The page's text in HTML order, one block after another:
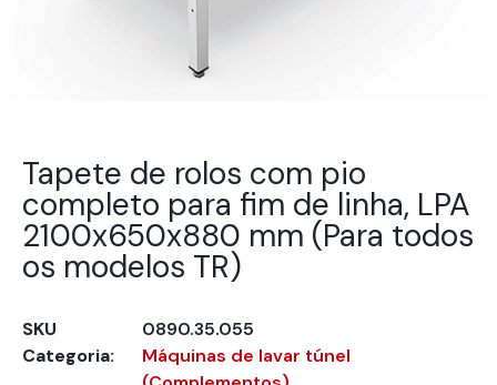
Tapete de rolos com pio
completo para fim de linha, LPA
2100x650x880 mm (Para todos
os modelos TR)
SKU
0890.35.055
Categoria:
Máquinas de lavar túnel